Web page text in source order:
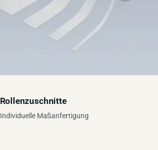
Rollenzuschnitte
Individuelle Maßanfertigung